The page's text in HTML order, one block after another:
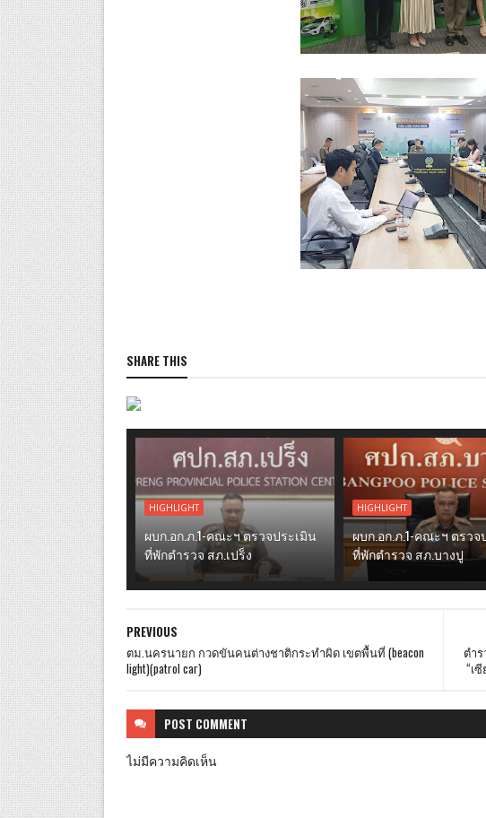
SHARE THIS
HIGHLIGHT
ผบก.อก.ภ.1-คณะฯ ตรวจประเมิน
ที่พักตำรวจ สภ.เปร็ง
HIGHLIGHT
ผบก.อก.ภ.1-คณะฯ ตรวจ
ที่พักตำรวจ สภ.บางปู
ตำ
“เ
PREVIOUS
ตม.นครนายก กวดขันคนต่างชาติกระทำผิด เขตพื้นที่ (beacon
light)(patrol car)
POST COMMENT
ไม่มีความคิดเห็น